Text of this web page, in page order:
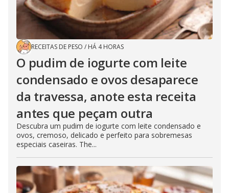
RECEITAS DE PESO / HÁ 4 HORAS
O pudim de iogurte com leite
condensado e ovos desaparece
da travessa, anote esta receita
antes que peçam outra
Descubra um pudim de iogurte com leite condensado e
ovos, cremoso, delicado e perfeito para sobremesas
especiais caseiras. The...